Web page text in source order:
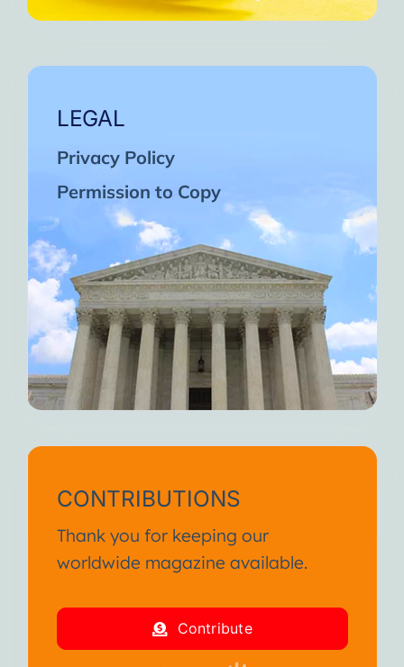
LEGAL
Privacy Policy
Permission to Copy
CONTRIBUTIONS
Thank you for keeping our
worldwide magazine available.
Contribute